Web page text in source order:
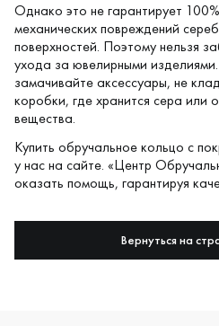
Однако это не гарантирует
механических повреждений
поверхностей. Поэтому нельзя
ухода за ювелирными
замачивайте аксессуары, не
коробки, где хранится сера или
вещества.
Купить обручальное кольцо с
у нас на сайте. «Центр
оказать помощь, гарантируя
Вернуться на